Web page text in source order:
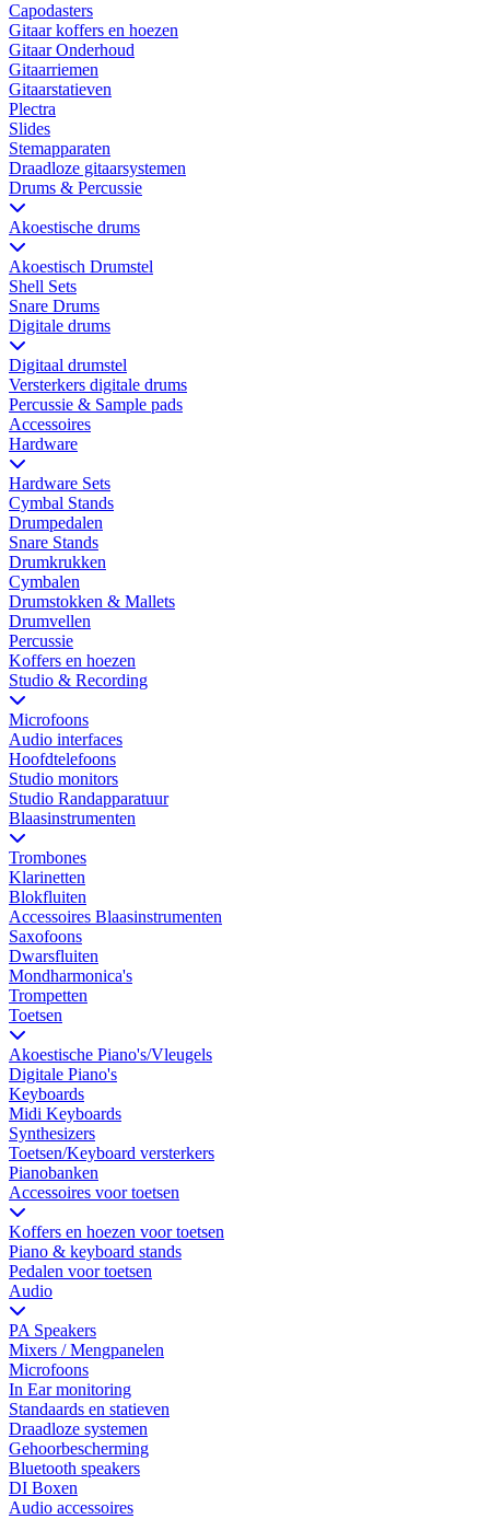
Capodasters
Gitaar koffers en hoezen
Gitaar Onderhoud
Gitaarriemen
Gitaarstatieven
Plectra
Slides
Stemapparaten
Draadloze gitaarsystemen
Drums & Percussie
Akoestische drums
Akoestisch Drumstel
Shell Sets
Snare Drums
Digitale drums
Digitaal drumstel
Versterkers digitale drums
Percussie & Sample pads
Accessoires
Hardware
Hardware Sets
Cymbal Stands
Drumpedalen
Snare Stands
Drumkrukken
Cymbalen
Drumstokken & Mallets
Drumvellen
Percussie
Koffers en hoezen
Studio & Recording
Microfoons
Audio interfaces
Hoofdtelefoons
Studio monitors
Studio Randapparatuur
Blaasinstrumenten
Trombones
Klarinetten
Blokfluiten
Accessoires Blaasinstrumenten
Saxofoons
Dwarsfluiten
Mondharmonica's
Trompetten
Toetsen
Akoestische Piano's/Vleugels
Digitale Piano's
Keyboards
Midi Keyboards
Synthesizers
Toetsen/Keyboard versterkers
Pianobanken
Accessoires voor toetsen
Koffers en hoezen voor toetsen
Piano & keyboard stands
Pedalen voor toetsen
Audio
PA Speakers
Mixers / Mengpanelen
Microfoons
In Ear monitoring
Standaards en statieven
Draadloze systemen
Gehoorbescherming
Bluetooth speakers
DI Boxen
Audio accessoires